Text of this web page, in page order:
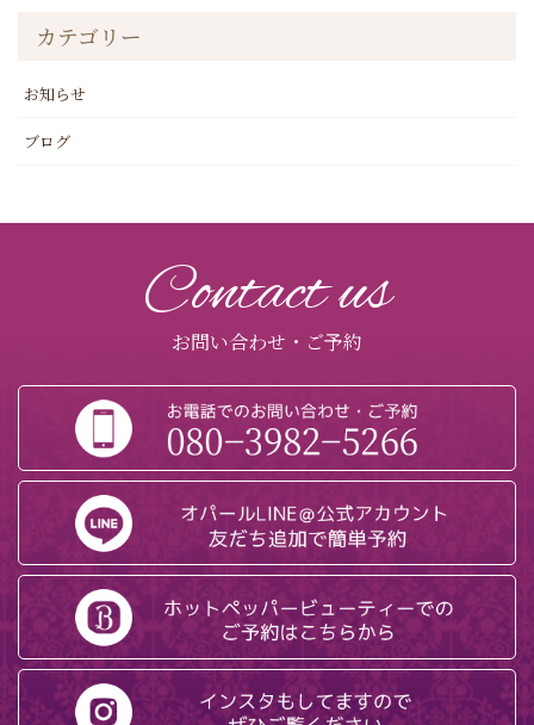
カテゴリー
お知らせ
ブログ
Contact us
お問い合わせ・ご予約